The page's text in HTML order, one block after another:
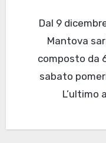
Dal 9 dicembre la biblioteca “Baratta” di
Mantova
composto da
sabato
L’ultimo